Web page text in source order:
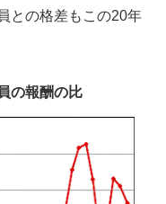
との格差もこの20年
の報酬の比